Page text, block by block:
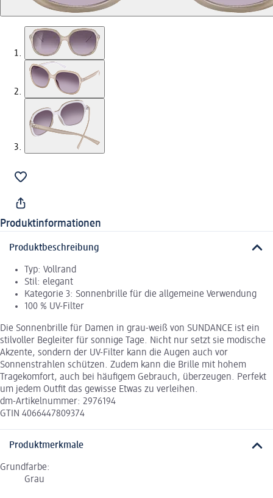
Produktinformationen
Produktbeschreibung
Typ: Vollrand
Stil: elegant
Kategorie 3: Sonnenbrille für die allgemeine Verwendung
100 % UV-Filter
Die Sonnenbrille für Damen in grau-weiß von SUNDANCE ist ein
stilvoller Begleiter für sonnige Tage. Nicht nur setzt sie modische
Akzente, sondern der UV-Filter kann die Augen auch vor
Sonnenstrahlen schützen. Zudem kann die Brille mit hohem
Tragekomfort, auch bei häufigem Gebrauch, überzeugen. Perfekt
um jedem Outfit das gewisse Etwas zu verleihen.
dm-Artikelnummer: 2976194
GTIN 4066447809374
Produktmerkmale
Grundfarbe:
Grau